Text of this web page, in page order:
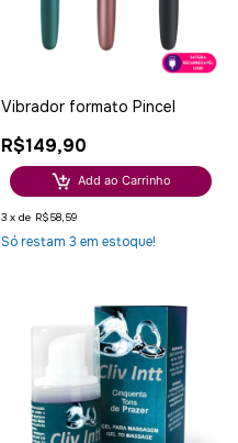
Vibrador formato Pincel
R$149,90
Add ao Carrinho
3 x de R$58,59
Só restam 3 em estoque!